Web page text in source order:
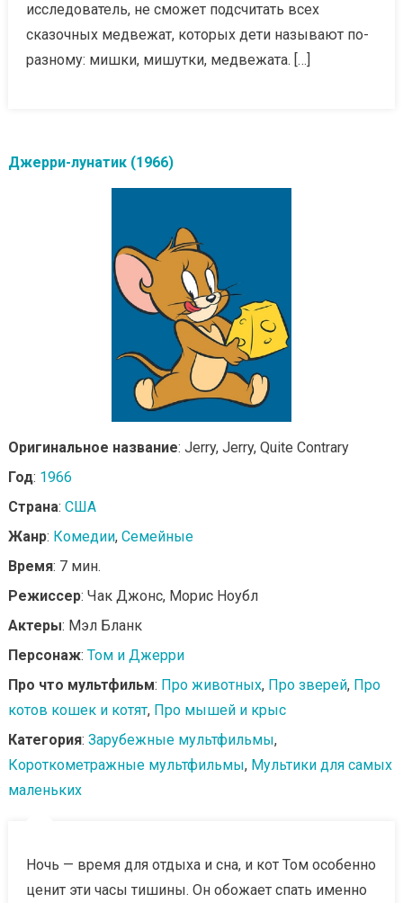
исследователь, не сможет подсчитать всех
сказочных медвежат, которых дети называют по-
разному: мишки, мишутки, медвежата. […]
Джерри-лунатик (1966)
Оригинальное название: Jerry, Jerry, Quite Contrary
Год: 1966
Страна: США
Жанр: Комедии, Семейные
Время: 7 мин.
Режиссер: Чак Джонс, Морис Ноубл
Актеры: Мэл Бланк
Персонаж: Том и Джерри
Про что мультфильм: Про животных, Про зверей, Про
котов кошек и котят, Про мышей и крыс
Категория: Зарубежные мультфильмы,
Короткометражные мультфильмы, Мультики для самых
маленьких
Ночь — время для отдыха и сна, и кот Том особенно
ценит эти часы тишины. Он обожает спать именно